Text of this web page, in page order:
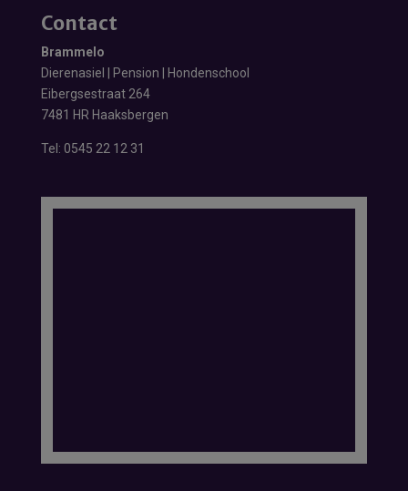
Contact
Brammelo
Dierenasiel | Pension | Hondenschool
Eibergsestraat 264
7481 HR Haaksbergen
Tel: 0545 22 12 31